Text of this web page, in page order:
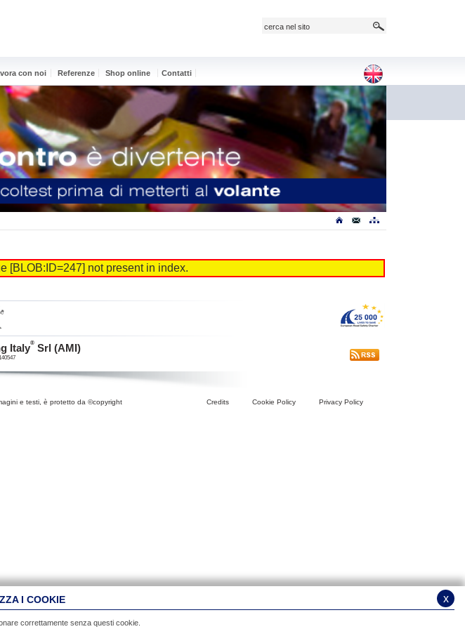
con noi Referenze Shop online Contatti
[BLOB:ID=247] not present in index.
Italy® Srl (AMI)
Privacy Policy
Cookie Policy
Credits
e testi, è protetto da ©copyright
x
I COOKIE
correttamente senza questi cookie.